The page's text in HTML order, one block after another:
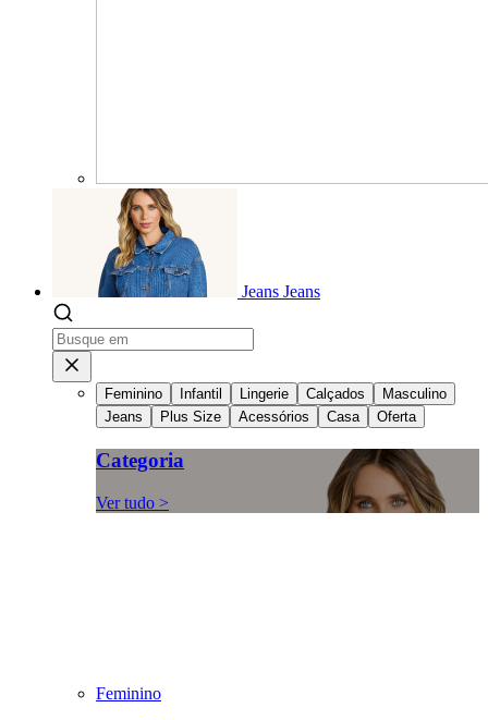
Jeans Jeans
Feminino Infantil Lingerie Calçados
Masculino
Jeans
Plus Size Acessórios Casa Oferta
Categoria
Ver tudo >
Feminino